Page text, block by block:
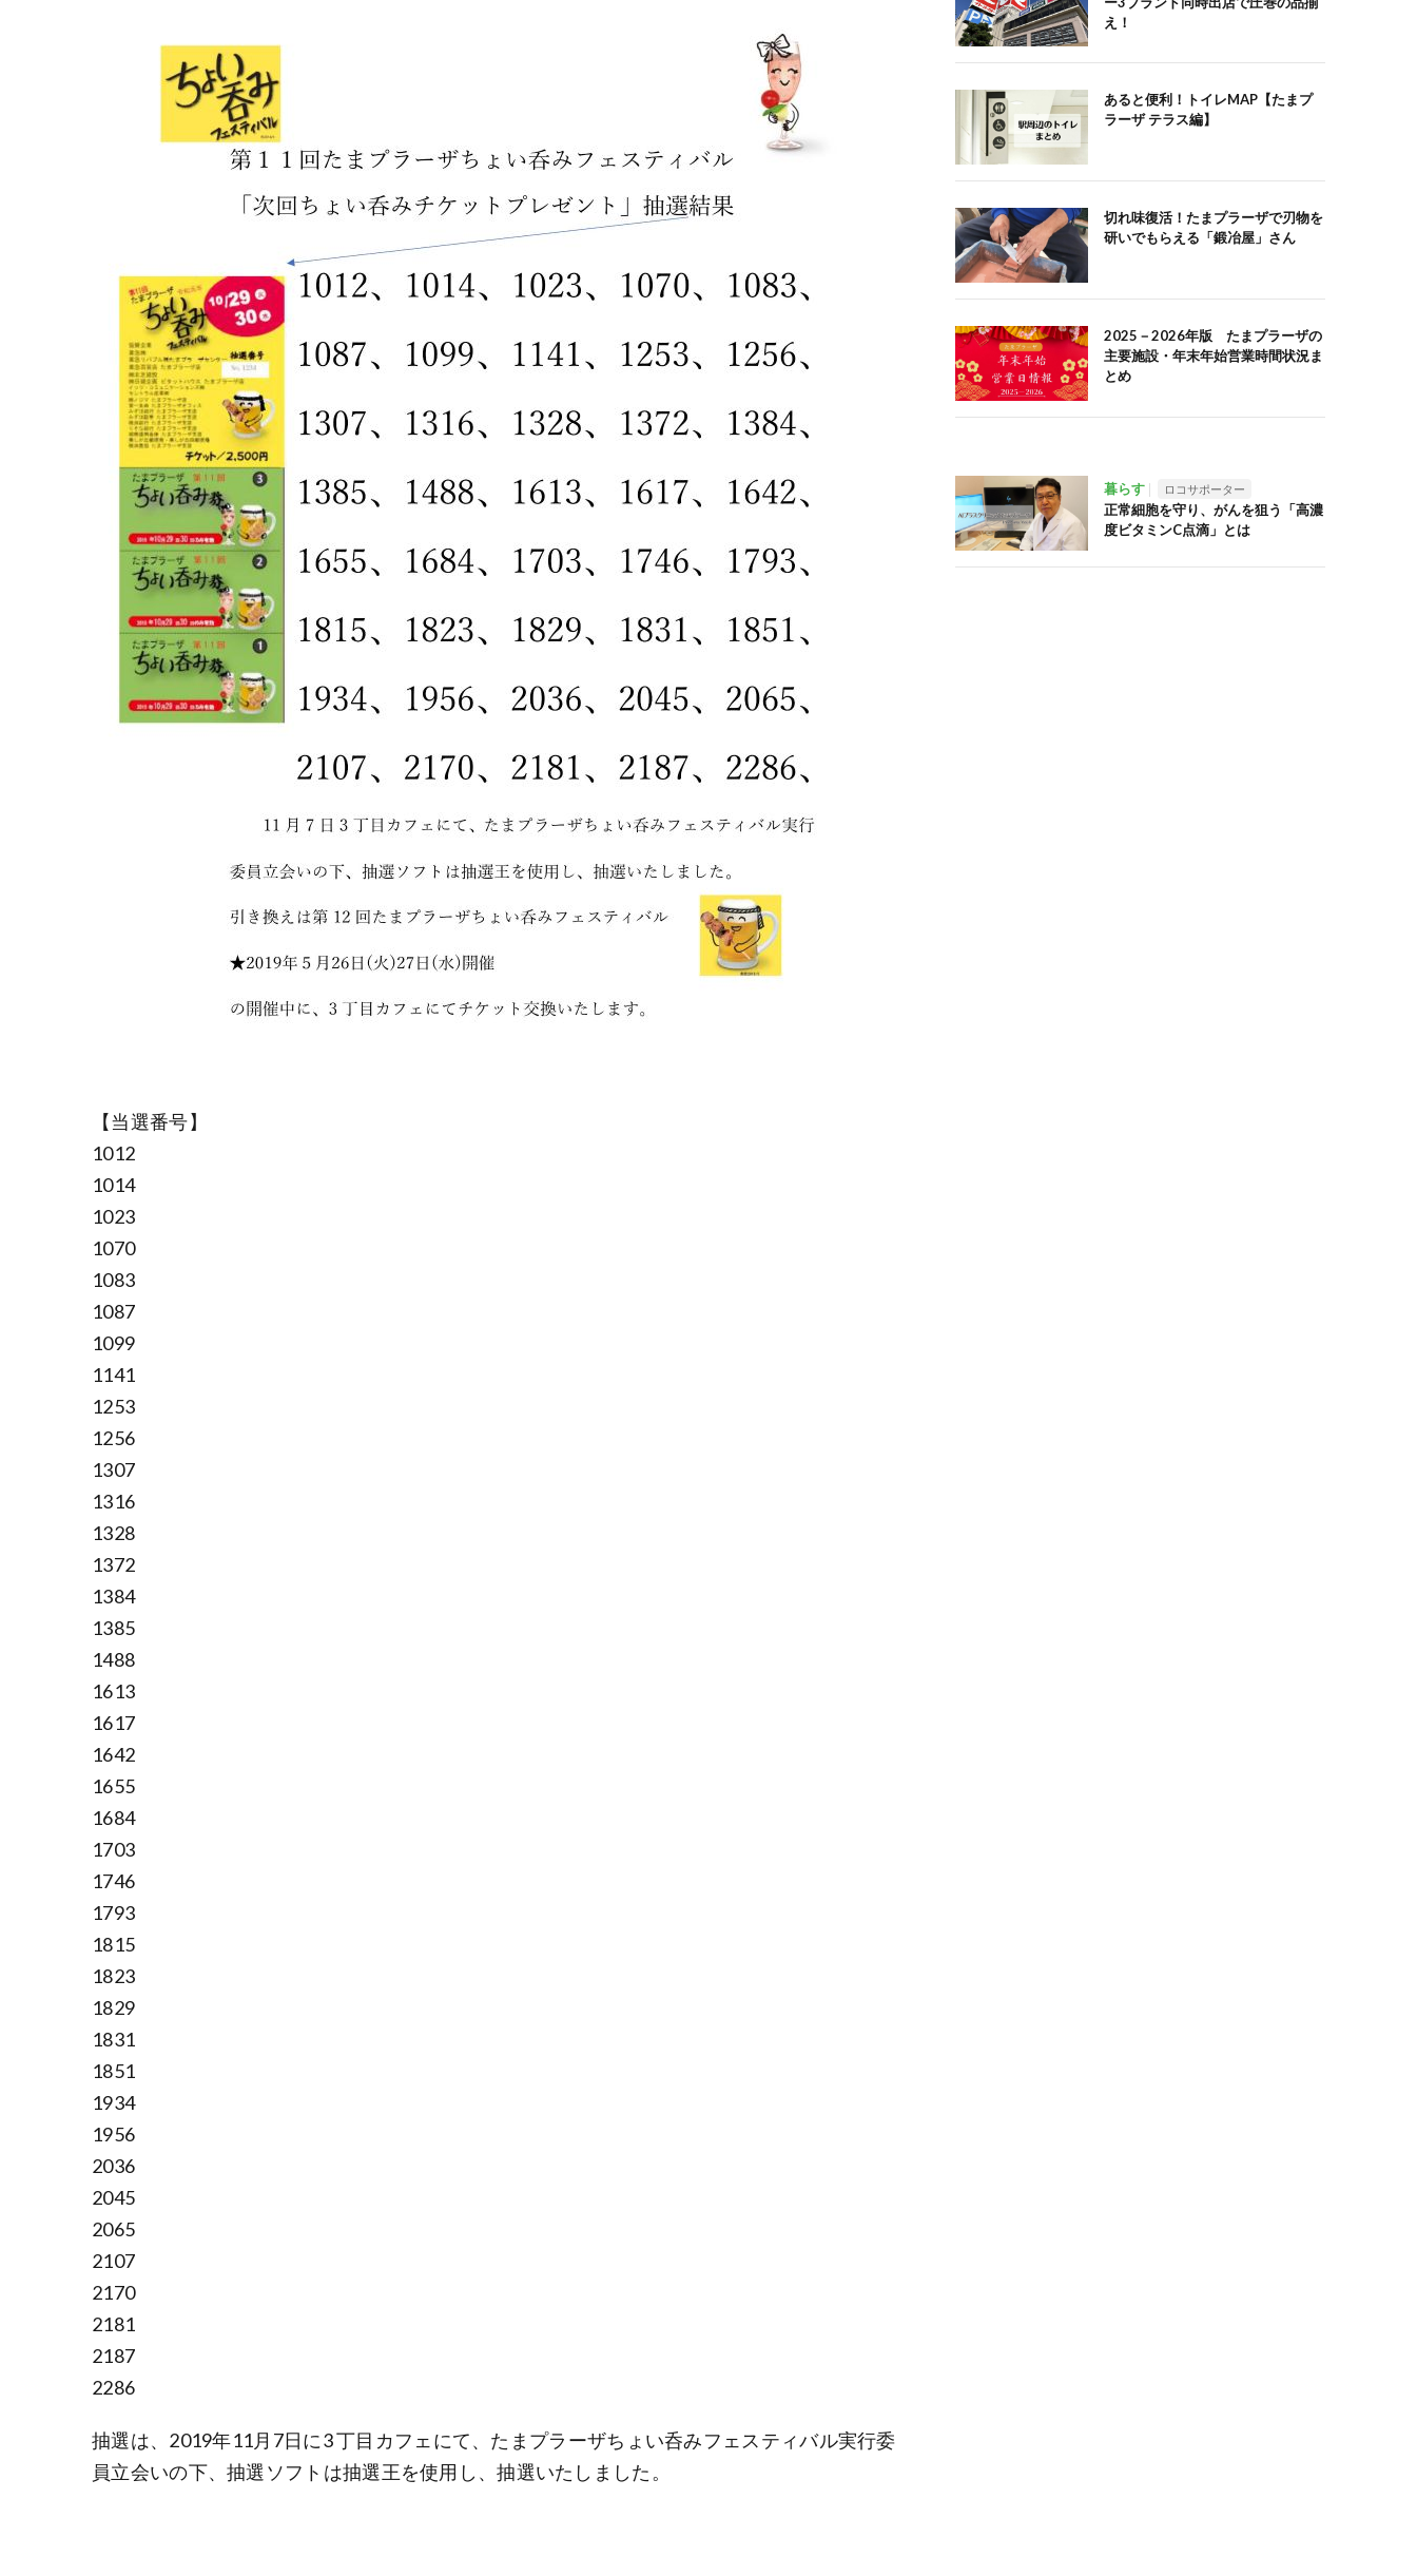
【当選番号】
1012
1014
1023
1070
1083
1087
1099
1141
1253
1256
1307
1316
1328
1372
1384
1385
1488
1613
1617
1642
1655
1684
1703
1746
1793
1815
1823
1829
1831
1851
1934
1956
2036
2045
2065
2107
2170
2181
2187
2286
抽選は、2019年11月7日に3 丁目カフェにて、たまプラーザちょい呑みフェスティバル実行委
員立会いの下、抽選ソフトは抽選王を使用し、抽選いたしました。
え！
あると便利！トイレMAP【たまプ
ラーザ テラス編】
切れ味復活！たまプラーザで刃物を
研いでもらえる「鍛冶屋」さん
2025－2026年版 たまプラーザの
主要施設・年末年始営業時間状況ま
とめ
暮らす ロコサポーター
正常細胞を守り、がんを狙う「高濃
度ビタミンC点滴」とは